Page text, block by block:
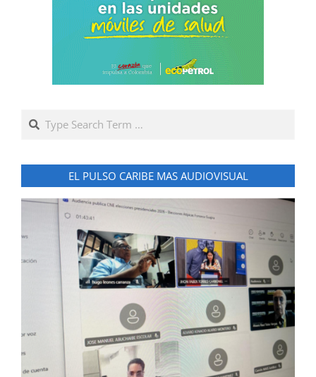
Search
EL PULSO CARIBE MAS AUDIOVISUAL